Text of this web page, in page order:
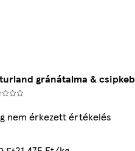
gránátalma &
nem érkezett értékelés